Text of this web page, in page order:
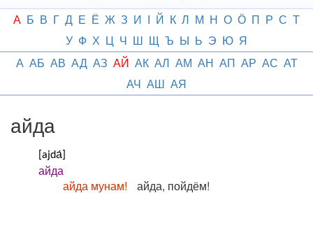
А Б В Г Д Е Ё Ж З И І Й К Л М Н О Ӧ П Р С Т
У Ф Х Ц Ч Ш Щ Ъ Ы Ь Э Ю Я
А АБ АВ АД АЗ АЙ АК АЛ АМ АН АП АР АС АТ
АЧ АШ АЯ
айда
[ајԁа́]
айда
айда мунам!
айда, пойдём!